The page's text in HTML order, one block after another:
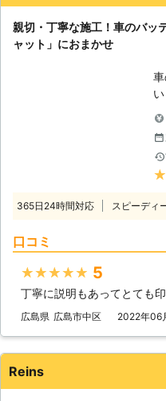
親切・丁寧な施工！車のバッ
ャット」におまかせ
365日24時間対応 スピーディ
口コミ
★★★★★ 5
丁寧に説明もあってとても
広島県 広島市中区 2022年06
Reins